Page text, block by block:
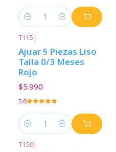
Cantidad
T115 |
Ajuar 5 Piezas Liso
Talla 0/3 Meses
Rojo
$5.990
5.0
Cantidad
T150|